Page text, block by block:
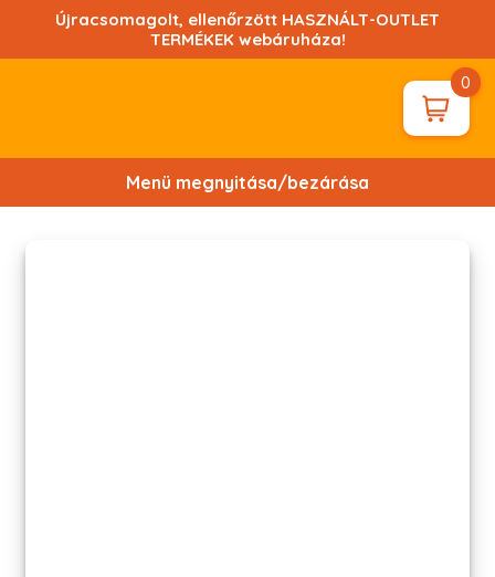
tartalomhoz!
Újracsomagolt, ellenőrzött HASZNÁLT-OUTLET
TERMÉKEK webáruháza!
0
Menü megnyitása/bezárása